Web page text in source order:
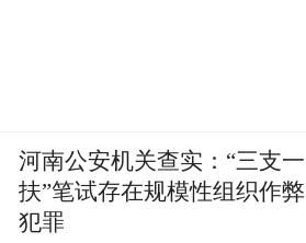
河南公安机关查实：“三支一
扶”笔试存在规模性组织作弊
犯罪